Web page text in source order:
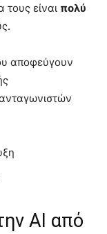
τους είναι πολύ
αποφεύγουν
AI από